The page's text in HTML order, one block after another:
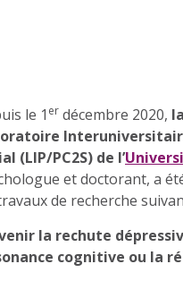
le 1 er décembre 2020,
(LIP/PC2S) de l’
et doctorant, a
de recherche
la rechute
cognitive ou la